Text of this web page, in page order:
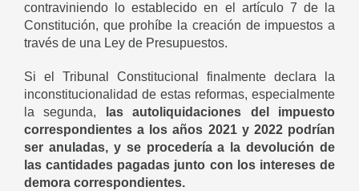
contraviniendo lo establecido en el artículo 7 de la
Constitución, que prohíbe la creación de impuestos a
través de una Ley de Presupuestos.
Si el Tribunal Constitucional finalmente declara la
inconstitucionalidad de estas reformas, especialmente
la segunda,
las autoliquidaciones del impuesto
correspondientes a los años 2021 y 2022 podrían
ser anuladas, y se procedería a la devolución de
las cantidades pagadas junto con los intereses de
demora correspondientes.